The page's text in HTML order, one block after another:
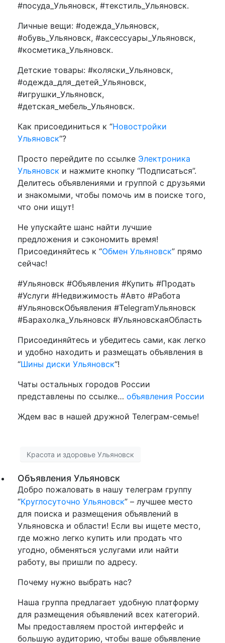
#посуда_Ульяновск, #текстиль_Ульяновск.
Личные вещи: #одежда_Ульяновск,
#обувь_Ульяновск, #аксессуары_Ульяновск,
#косметика_Ульяновск.
Детские товары: #коляски_Ульяновск,
#одежда_для_детей_Ульяновск,
#игрушки_Ульяновск,
#детская_мебель_Ульяновск.
Как присоединиться к “Новостройки
Ульяновск“?
Просто перейдите по ссылке Электроника
Ульяновск и нажмите кнопку “Подписаться”.
Делитесь объявлениями и группой с друзьями
и знакомыми, чтобы помочь им в поиске того,
что они ищут!
Не упускайте шанс найти лучшие
предложения и сэкономить время!
Присоединяйтесь к “Обмен Ульяновск” прямо
сейчас!
#Ульяновск #Объявления #Купить #Продать
#Услуги #Недвижимость #Авто #Работа
#УльяновскОбъявления #TelegramУльяновск
#Барахолка_Ульяновск #УльяновскаяОбласть
Присоединяйтесь и убедитесь сами, как легко
и удобно находить и размещать объявления в
“Шины диски Ульяновск“!
Чаты остальных городов России
представлены по ссылке… объявления России
Ждем вас в нашей дружной Телеграм-семье!
Красота и здоровье Ульяновск
Объявления Ульяновск
Добро пожаловать в нашу телеграм группу
“Круглосуточно Ульяновск” – лучшее место
для поиска и размещения объявлений в
Ульяновска и области! Если вы ищете место,
где можно легко купить или продать что
угодно, обменяться услугами или найти
работу, вы пришли по адресу.
Почему нужно выбрать нас?
Наша группа предлагает удобную платформу
для размещения объявлений всех категорий.
Мы предоставляем простой интерфейс и
большую аудиторию, чтобы ваше объявление